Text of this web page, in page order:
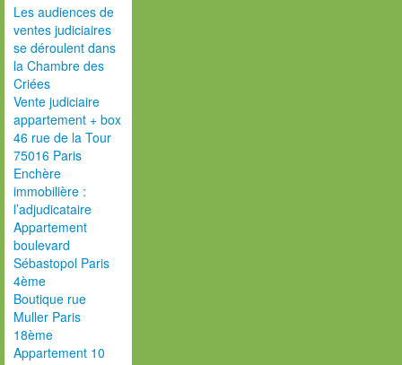
Les audiences de
ventes judiciaires
se déroulent dans
la Chambre des
Criées
Vente judiciaire
appartement + box
46 rue de la Tour
75016 Paris
Enchère
immobilière :
l’adjudicataire
Appartement
boulevard
Sébastopol Paris
4ème
Boutique rue
Muller Paris
18ème
Appartement 10